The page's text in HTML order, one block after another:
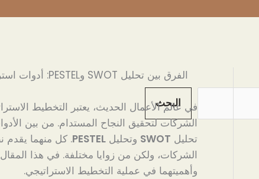
البحث
الفرق بين تحليل SWOT وPESTEL: أدوات استراتيجية لفهم البيئة الخارجية والداخلية
في عالم الأعمال الحديث، يعتبر التخطيط
الشركات لتحقيق النجاح المستدام. من بين
تحليل SWOT وتحليل PESTEL. كل منهما يقدم
الشركات، ولكن من زوايا مختلفة. في هذا
وأهميتهما في عملية التخطيط الاستراتيجي.